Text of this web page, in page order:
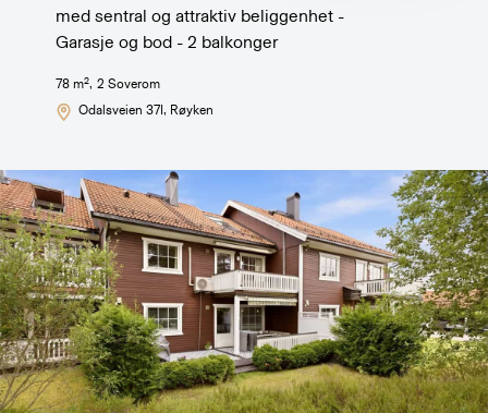
med sentral og attraktiv beliggenhet -
Garasje og bod - 2 balkonger
78 m2, 2 Soverom
Odalsveien 37I , Røyken